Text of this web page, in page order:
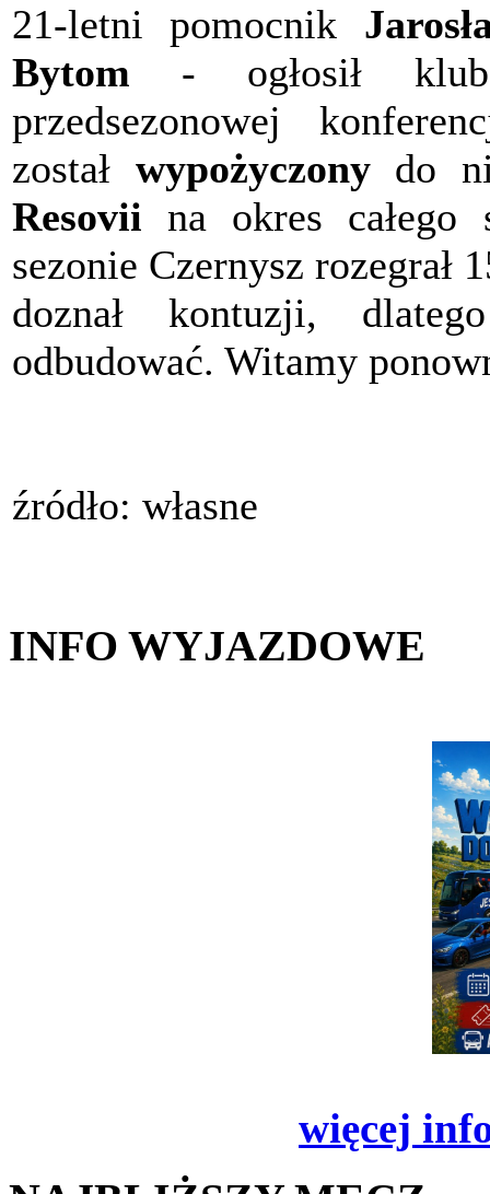
21-letni pomocnik
Bytom - ogłosił klub
przedsezonowej
został wypożyczonydo
Resoviina okres całego
sezonie Czernysz rozegrał
doznał kontuzji,
odbudować. Witamy
źródło: własne
INFO WYJAZDOWE
więcej